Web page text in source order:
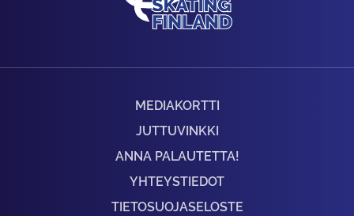
MEDIAKORTTI
JUTTUVINKKI
ANNA PALAUTETTA!
YHTEYSTIEDOT
TIETOSUOJASELOSTE